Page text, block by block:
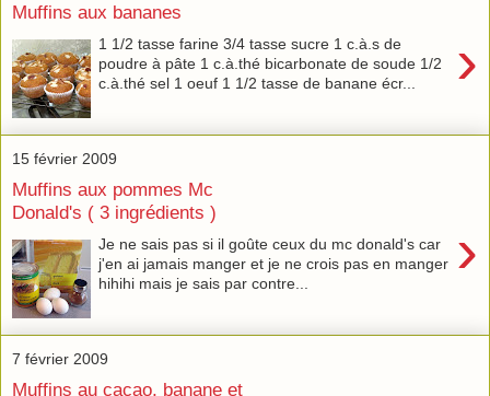
Muffins aux bananes
›
1 1/2 tasse farine 3/4 tasse sucre 1 c.à.s de
poudre à pâte 1 c.à.thé bicarbonate de soude 1/2
c.à.thé sel 1 oeuf 1 1/2 tasse de banane écr...
15 février 2009
Muffins aux pommes Mc
Donald's ( 3 ingrédients )
›
Je ne sais pas si il goûte ceux du mc donald's car
j'en ai jamais manger et je ne crois pas en manger
hihihi mais je sais par contre...
7 février 2009
Muffins au cacao, banane et